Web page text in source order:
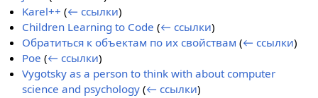
Karel++ (← ссылки)
Children Learning to Code (← ссылки)
Обратиться к объектам по их свойствам (← ссылки)
Poe (← ссылки)
Vygotsky as a person to think with about computer
science and psychology (← ссылки)